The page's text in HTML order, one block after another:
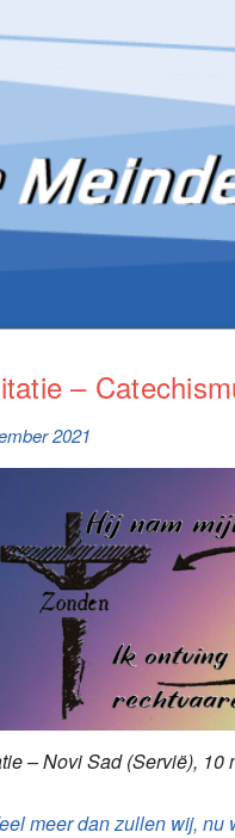
–
2021
– Novi Sad (Servië), 10
meer dan zullen wij,